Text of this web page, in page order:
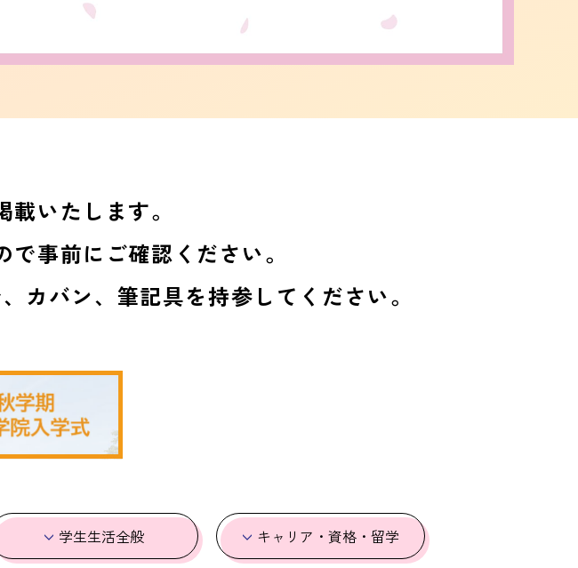
いたします。
事前にご確認ください。
バン、筆記具を持参してください。
学生生活全般 キャリア・ 資格・留学